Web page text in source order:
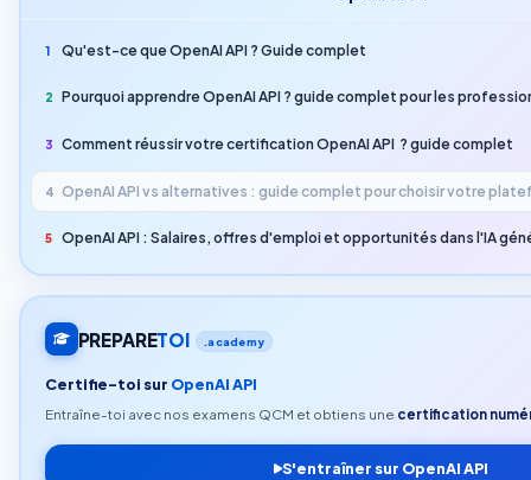
1 Qu'est-ce que OpenAI API ? Guide complet
2 Pourquoi apprendre OpenAI API ? guide complet pour les
3 Comment réussir votre certification OpenAI API ? guide complet
4 OpenAI API vs alternatives : guide complet pour choisir votre
5 OpenAI API : Salaires, offres d'emploi et opportunités dans l'IA
PREPARETOI .academy
Certifie-toi sur OpenAI API
Entraîne-toi avec nos examens QCM et obtiens une certification
S'entraîner sur OpenAI API